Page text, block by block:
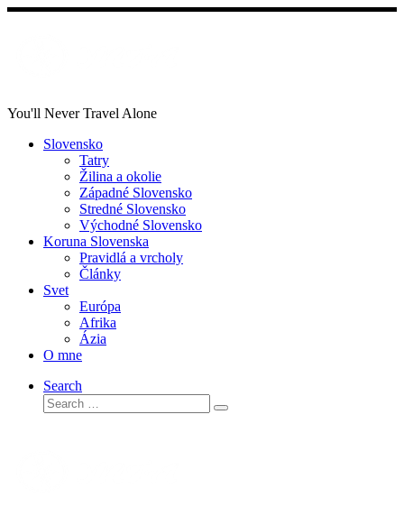
Skip
You'll Never Travel Alone
Slovensko
Tatry
Žilina a okolie
Západné Slovensko
Stredné Slovensko
Východné Slovensko
Koruna Slovenska
Pravidlá a vrcholy
Články
Svet
Európa
Afrika
Ázia
O mne
Search
Search
Search